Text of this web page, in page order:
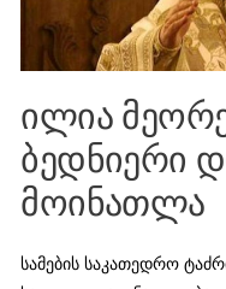
ილია
ბედნიერი
მოინათლა
სამების საკათედრო